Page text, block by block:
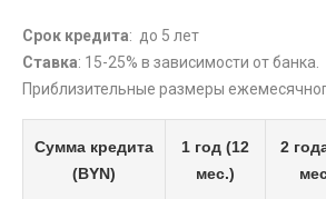
Срок кредита: до 5 лет
Ставка: 15-25% в зависимости от банка.
Приблизительные размеры
Сумма кредита
(BYN)
1 год (12
мес.)
2